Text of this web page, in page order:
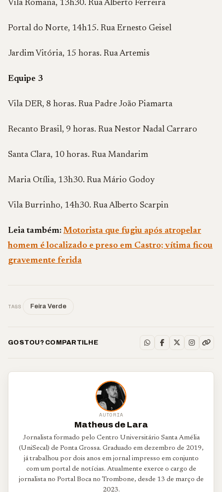
Vila Romana, 13h30. Rua Alberto Ferreira
Portal do Norte, 14h15. Rua Ernesto Geisel
Jardim Vitória, 15 horas. Rua Artemis
Equipe 3
Vila DER, 8 horas. Rua Padre João Piamarta
Recanto Brasil, 9 horas. Rua Nestor Nadal Carraro
Santa Clara, 10 horas. Rua Mandarim
Maria Otília, 13h30. Rua Mário Godoy
Vila Burrinho, 14h30. Rua Alberto Scarpin
Leia também: Motorista que fugiu após atropelar
homem é localizado e preso em Castro; vítima ficou
gravemente ferida
TAGS Feira Verde
GOSTOU? COMPARTILHE
AUTORIA
Matheus de Lara
Jornalista formado pelo Centro Universitário Santa Amélia
(UniSecal) de Ponta Grossa. Graduado em dezembro de 2019,
já trabalhou por dois anos em jornal impresso em conjunto
com um portal de notícias. Atualmente exerce o cargo de
jornalista no Portal Boca no Trombone, desde 13 de março de
2023.